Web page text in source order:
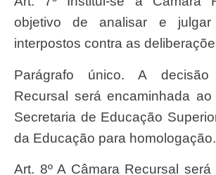
objetivo de analisar e
interpostos contra as
Parágrafo único. A decisão da Câmara
Recursal será encaminhada
Secretaria de Educação
da Educação para homologação.
Art. 8º A Câmara Recursal será composta por